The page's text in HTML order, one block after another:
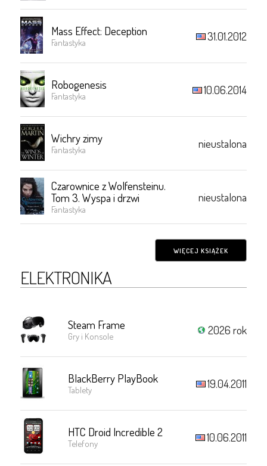
Mass Effect: Deception
Fantastyka 31.01.2012
Robogenesis
Fantastyka 10.06.2014
Wichry zimy
Fantastyka nieustalona
Czarownice z Wolfensteinu.
Tom 3. Wyspa i drzwi
Fantastyka
nieustalona
WIĘCEJ KSIĄŻEK
ELEKTRONIKA
Steam Frame
Gry i Konsole 2026 rok
BlackBerry PlayBook
Tablety 19.04.2011
HTC Droid Incredible 2
Telefony 10.06.2011